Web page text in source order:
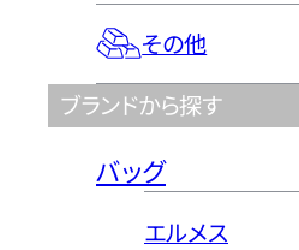
その他
ブランドから探す
バッグ
エルメス